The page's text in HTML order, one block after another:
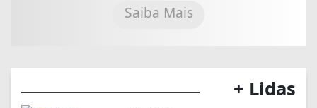
Saiba Mais
+ Lidas